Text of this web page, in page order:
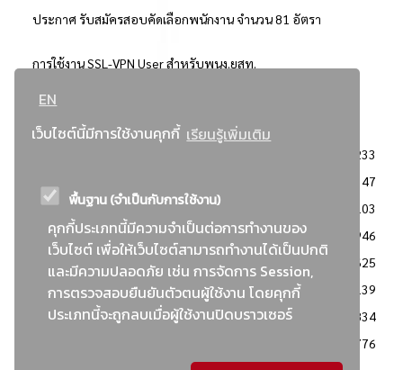
EN
เว็บไซต์นี้มีการใช้งานคุกกี้ เรียนรู้เพิ่มเติม
พื้นฐาน (จำเป็นกับการใช้งาน)
คุกกี้ประเภทนี้มีความจำเป็นต่อการทำงานของ
เว็บไซต์ เพื่อให้เว็บไซต์สามารถทำงานได้เป็นปกติ
และมีความปลอดภัย เช่น การจัดการ Session,
การตรวจสอบยืนยันตัวตนผู้ใช้งาน โดยคุกกี้
ประเภทนี้จะถูกลบเมื่อผู้ใช้งานปิดบราวเซอร์
ประกาศ รับสมัครสอบคัดเลือกพนักงาน จำนวน 81 อัตรา
การใช้งาน SSL-VPN User สำหรับพนง.ยสท.
..ยอดนิยม..
3233
2347
: วิธีเฉพาะเจาะจง
2103
ข่าวสาร/ประกาศ
1946
: เอกสารส่งเสริมความโปร่งใสในการจัดซื้อจัดจ้าง
1625
ข่าวสารจัดซื้อจัดจ้าง
1139
: แผนการจัดซื้อจัดจ้าง
834
776